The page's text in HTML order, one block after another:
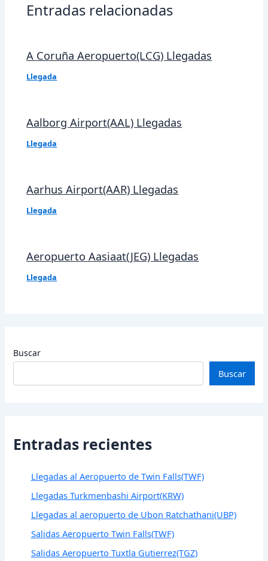
Entradas relacionadas
A Coruña Aeropuerto(LCG) Llegadas
Llegada
Aalborg Airport(AAL) Llegadas
Llegada
Aarhus Airport(AAR) Llegadas
Llegada
Aeropuerto Aasiaat(JEG) Llegadas
Llegada
Buscar
Buscar
Entradas recientes
Llegadas al Aeropuerto de Twin Falls(TWF)
Llegadas Turkmenbashi Airport(KRW)
Llegadas al aeropuerto de Ubon Ratchathani(UBP)
Salidas Aeropuerto Twin Falls(TWF)
Salidas Aeropuerto Tuxtla Gutierrez(TGZ)